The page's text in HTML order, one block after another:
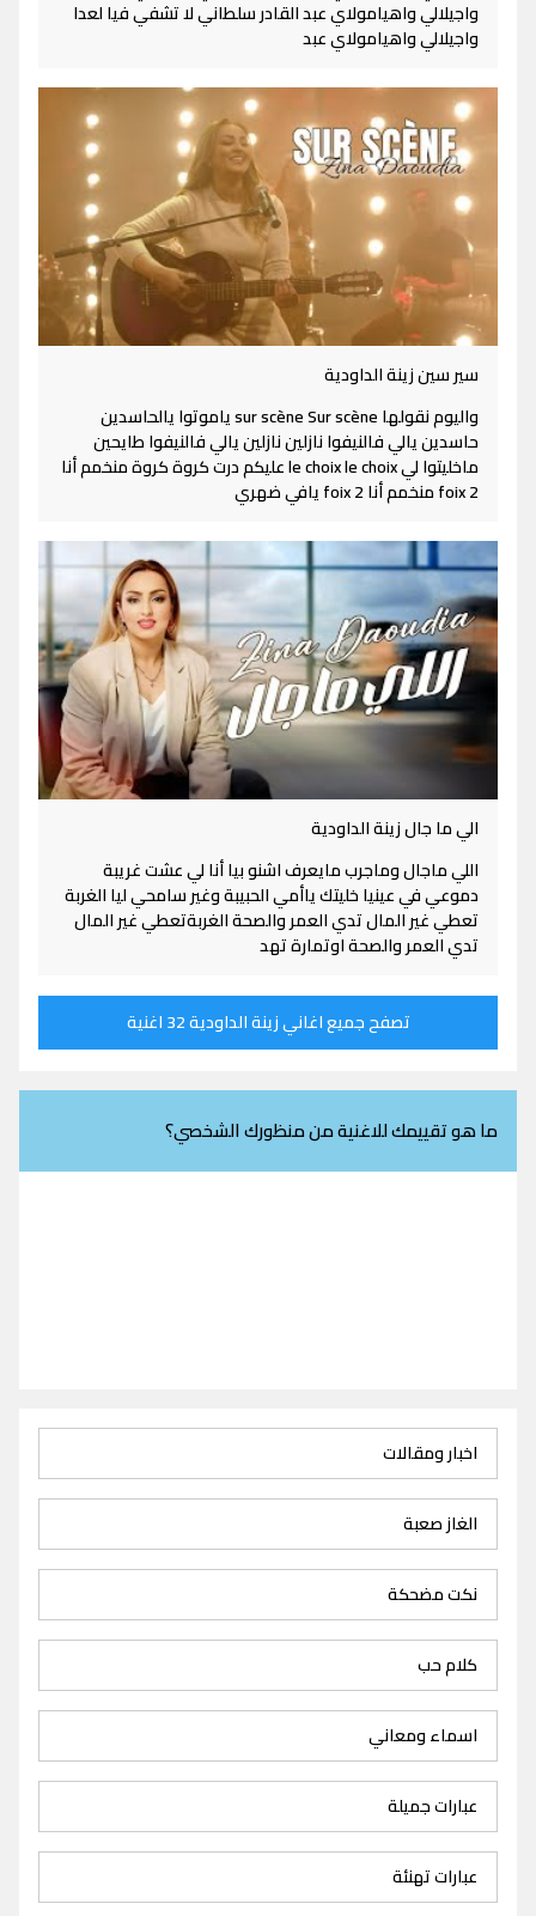
واجيلالي واهيامولاي عبد القادر سلطاني لا تشفي فيا لعدا
واجيلالي واهيامولاي عبد
سير سين زينة الداودية
واليوم نقولها sur scène Sur scène ياموتوا يالحاسدين
حاسدين يالي فالنيفوا نازلين نازلين يالي فالنيفوا طايحين
ماخليتوا لي le choix le choix عليكم درت كروة كروة منخمم أنا
2 foix منخمم أنا 2 foix يافي ضهري
الي ما جال زينة الداودية
اللي ماجال وماجرب مايعرف اشنو بيا أنا لي عشت غريبة
دموعي في عينيا خليتك ياأمي الحبيبة وغير سامحي ليا الغربة
تعطي غير المال تدي العمر والصحة الغربةتعطي غير المال
تدي العمر والصحة اوتمارة تهد
تصفح جميع اغاني زينة الداودية 32 اغنية
ما هو تقييمك للاغنية من منظورك الشخصي؟
اخبار ومقالات
الغاز صعبة
نكت مضحكة
كلام حب
اسماء ومعاني
عبارات جميلة
عبارات تهنئة